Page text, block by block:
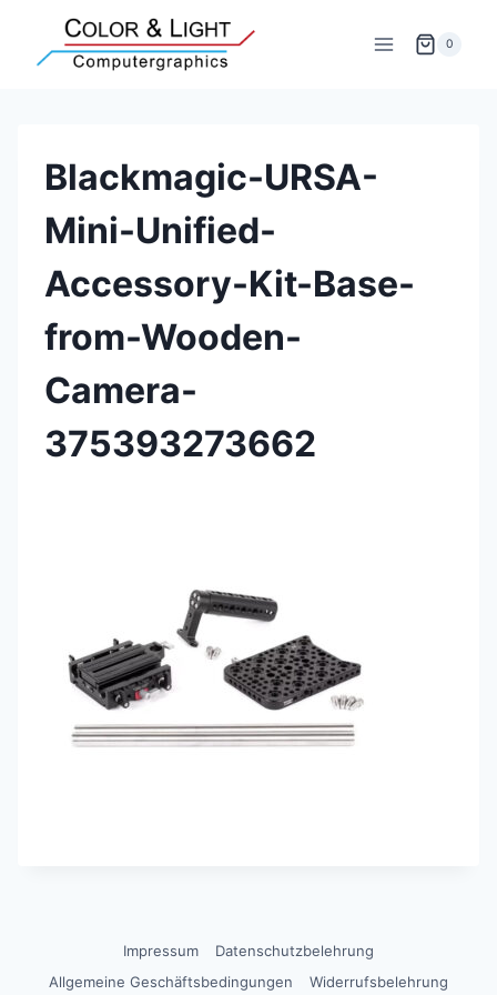
springen
0
Blackmagic-URSA-
Mini-Unified-
Accessory-Kit-Base-
from-Wooden-
Camera-
375393273662
Impressum
Datenschutzbelehrung
Allgemeine Geschäftsbedingungen
Widerrufsbelehrung